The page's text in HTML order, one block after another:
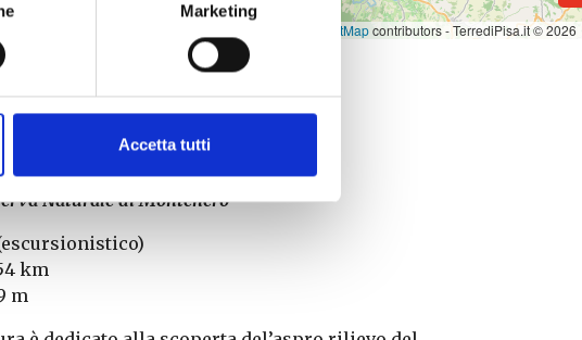
Marketing
Accetta tutti
OpenStreetMapcontributors - TerrediPisa.it © 2026
Naturale di Montenero
km
m